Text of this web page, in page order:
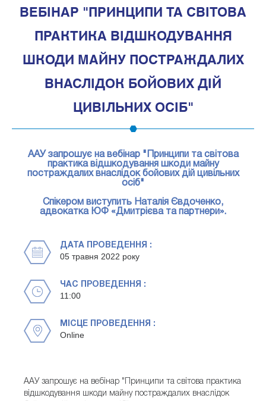
ВЕБІНАР "ПРИНЦИПИ ТА СВІТОВА
ПРАКТИКА ВІДШКОДУВАННЯ
ШКОДИ МАЙНУ ПОСТРАЖДАЛИХ
ВНАСЛІДОК БОЙОВИХ ДІЙ
ЦИВІЛЬНИХ ОСІБ"
ААУ запрошує на вебінар "Принципи та світова
практика відшкодування шкоди майну
постраждалих внаслідок бойових дій цивільних
осіб"
Спікером виступить Наталія Євдоченко,
адвокатка ЮФ «Дмитрієва та партнери».
ДАТА ПРОВЕДЕННЯ :
05 травня 2022 року
ЧАС ПРОВЕДЕННЯ :
11:00
МІСЦЕ ПРОВЕДЕННЯ :
Online
ААУ запрошує на вебінар "Принципи та світова практика
відшкодування шкоди майну постраждалих внаслідок